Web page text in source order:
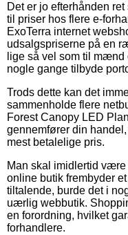
Det er jo efterhånden
til priser hos flere e-
ExoTerra internet
udsalgspriserne på en
lige så vel som til
nogle gange tilbyde
Trods dette kan det
sammenholde flere
Forest Canopy LED
gennemfører din
mest betalelige pris.
Man skal imidlertid
online butik frembyder
tiltalende, burde det i
uærlig webbutik.
en forordning, hvilket
forhandlere.